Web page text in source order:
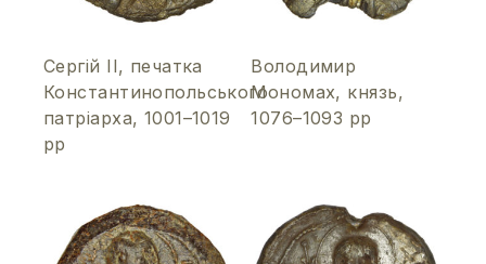
Сергій ІІ, печатка
Константинопольського
патріарха, 1001–1019
рр
Володимир
Мономах, князь,
1076–1093 рр